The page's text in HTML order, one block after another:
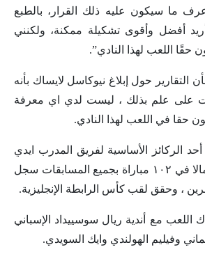
ما سيكون عليه ذلك القرار، بالطبع
أفضل وأقوى تشكيلة ممكنة، ولكنني
حقًا اللعب لهذا النادي”.
التقارير حول إبلاغ نيوكاسل لايساك بأنه
على علم بذلك ، ليست لدي اي معرفة
حقا في اللعب لهذا النادي.
الركائز الأساسية لفريق المدرب ايدي
هاو ، حيث شارك اجمالا في ١٠٢ مباراة بجميع المسابقات سجل
اللعب مع أندية ريال سوسييداد الإسباني
وفيليم الهولندي وايك السويدي.